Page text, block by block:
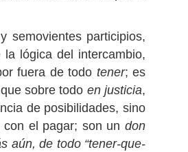
semovientes participios,
lógica del intercambio,
fuera de todo tener; es
sobre todo en justicia,
de posibilidades, sino
el pagar; son un don
aún, de todo “tener-que-